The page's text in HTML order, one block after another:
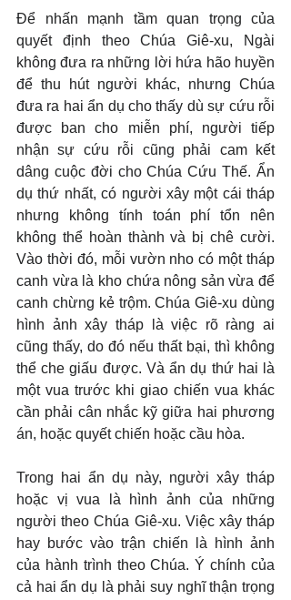
Để nhấn mạnh tầm quan trọng của
quyết định theo Chúa Giê-xu, Ngài
không đưa ra những lời hứa hão huyền
để thu hút người khác, nhưng Chúa
đưa ra hai ẩn dụ cho thấy dù sự cứu rỗi
được ban cho miễn phí, người tiếp
nhận sự cứu rỗi cũng phải cam kết
dâng cuộc đời cho Chúa Cứu Thế. Ẩn
dụ thứ nhất, có người xây một cái tháp
nhưng không tính toán phí tổn nên
không thể hoàn thành và bị chê cười.
Vào thời đó, mỗi vườn nho có một tháp
canh vừa là kho chứa nông sản vừa để
canh chừng kẻ trộm. Chúa Giê-xu dùng
hình ảnh xây tháp là việc rõ ràng ai
cũng thấy, do đó nếu thất bại, thì không
thể che giấu được. Và ẩn dụ thứ hai là
một vua trước khi giao chiến vua khác
cần phải cân nhắc kỹ giữa hai phương
án, hoặc quyết chiến hoặc cầu hòa.
Trong hai ẩn dụ này, người xây tháp
hoặc vị vua là hình ảnh của những
người theo Chúa Giê-xu. Việc xây tháp
hay bước vào trận chiến là hình ảnh
của hành trình theo Chúa. Ý chính của
cả hai ẩn dụ là phải suy nghĩ thận trọng